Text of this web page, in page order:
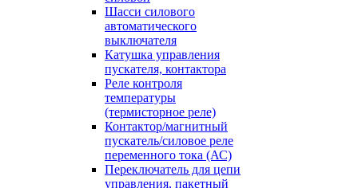
Шасси силового
автоматического
выключателя
Катушка управления
пускателя, контактора
Реле контроля
температуры
(термисторное реле)
Контактор/магнитный
пускатель/силовое реле
переменного тока (АС)
Переключатель для цепи
управления, пакетный